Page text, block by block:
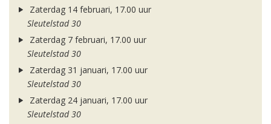
Zaterdag 14 februari, 17.00 uur
Sleutelstad 30
Zaterdag 7 februari, 17.00 uur
Sleutelstad 30
Zaterdag 31 januari, 17.00 uur
Sleutelstad 30
Zaterdag 24 januari, 17.00 uur
Sleutelstad 30